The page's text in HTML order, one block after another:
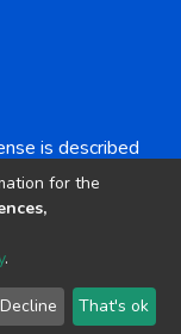
is described
2026 LYRASIS
Send Feedback
for the
.
Decline That's ok